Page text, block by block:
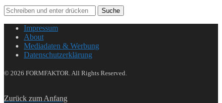
Suche
Impressum
About
Mediadaten & Werbung
Datenschutzerklärung
© 2026 FORMFAKTOR. All Rights Reserved.
Zurück zum Anfang